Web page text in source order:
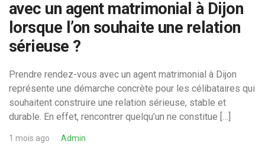
avec un agent matrimonial à Dijon
lorsque l’on souhaite une relation
sérieuse ?
Prendre rendez-vous avec un agent matrimonial à Dijon
représente une démarche concrète pour les célibataires qui
souhaitent construire une relation sérieuse, stable et
durable. En effet, rencontrer quelqu’un ne constitue […]
1 mois ago Admin